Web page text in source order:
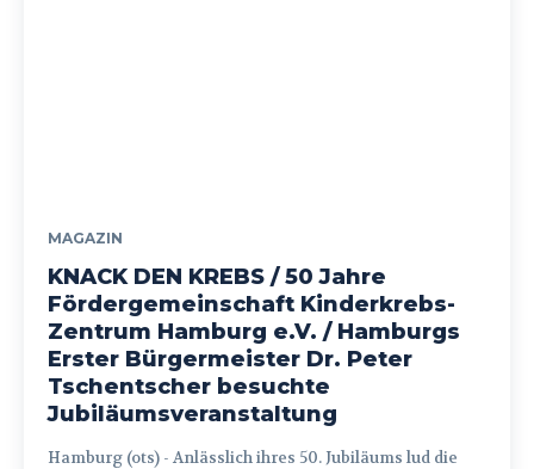
MAGAZIN
KNACK DEN KREBS / 50 Jahre
Fördergemeinschaft Kinderkrebs-
Zentrum Hamburg e.V. / Hamburgs
Erster Bürgermeister Dr. Peter
Tschentscher besuchte
Jubiläumsveranstaltung
Hamburg (ots) - Anlässlich ihres 50. Jubiläums lud die